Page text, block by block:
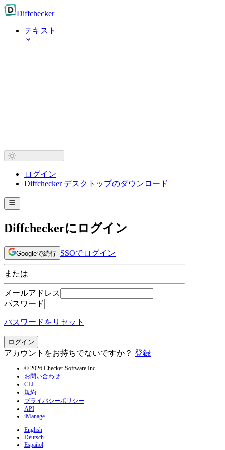
Diffchecker
テキスト
ログイン
Diffchecker デスクトップのダウンロード
Diffcheckerにログイン
Googleで続行 SSOでログイン
または
メールアドレス
パスワード
パスワードをリセット
ログイン
アカウントをお持ちでないですか？ 登録
© 2026 Checker Software Inc.
お問い合わせ
CLI
規約
プライバシーポリシー
API
iManage
English
Deutsch
Español